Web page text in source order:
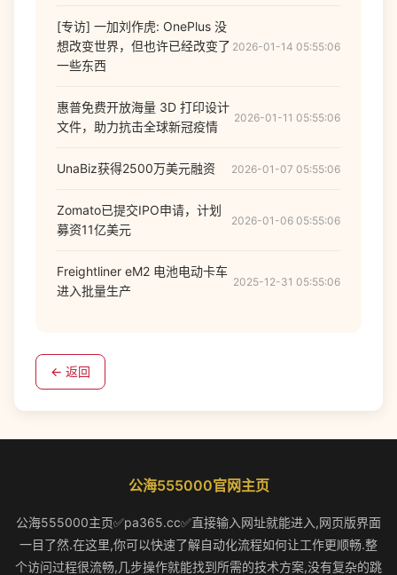
[专访] 一加刘作虎: OnePlus 没
想改变世界，但也许已经改变了
一些东西
2026-01-14 05:55:06
惠普免费开放海量 3D 打印设计
文件，助力抗击全球新冠疫情
2026-01-11 05:55:06
UnaBiz获得2500万美元融资 2026-01-07 05:55:06
Zomato已提交IPO申请，计划
募资11亿美元
2026-01-06 05:55:06
Freightliner eM2 电池电动卡车
进入批量生产
2025-12-31 05:55:06
← 返回
公海555000官网主页
公海555000主页✅pa365.cc✅直接输入网址就能进入,网页版界面
一目了然.在这里,你可以快速了解自动化流程如何让工作更顺畅.整
个访问过程很流畅,几步操作就能找到所需的技术方案,没有复杂的跳